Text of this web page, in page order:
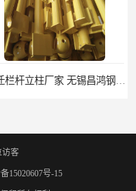
访客
15020607号-15